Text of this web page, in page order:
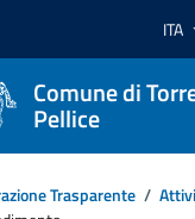
ITA
Comune di
Pellice
Trasparente /